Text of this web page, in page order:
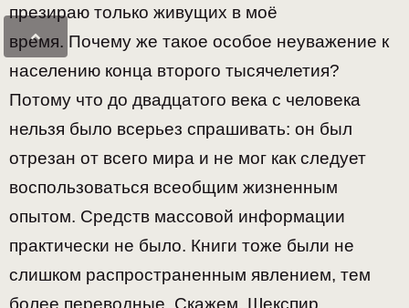
презираю только живущих в моё
время. Почему же такое особое неуважение к
населению конца второго тысячелетия?
Потому что до двадцатого века с человека
нельзя было всерьез спрашивать: он был
отрезан от всего мира и не мог как следует
воспользоваться всеобщим жизненным
опытом. Средств массовой информации
практически не было. Книги тоже были не
слишком распространенным явлением, тем
более переводные. Скажем, Шекспир